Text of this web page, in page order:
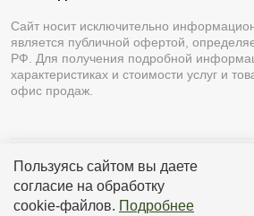
Пользуясь сайтом вы даете
согласие на обработку
cookie-файлов. Подробнее
Сайт носит исключительно
является публичной офертой,
РФ. Для получения подробной
характеристиках и стоимости услуг и
офис продаж.
Разработка сайтаLukevium
Политика конфиденциальности